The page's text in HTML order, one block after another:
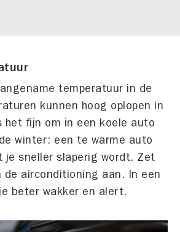
temperatuur in de
kunnen hoog oplopen in
het fijn om in een koele auto
winter: een te warme auto
je sneller slaperig wordt. Zet
de airconditioning aan. In een
beter wakker en alert.